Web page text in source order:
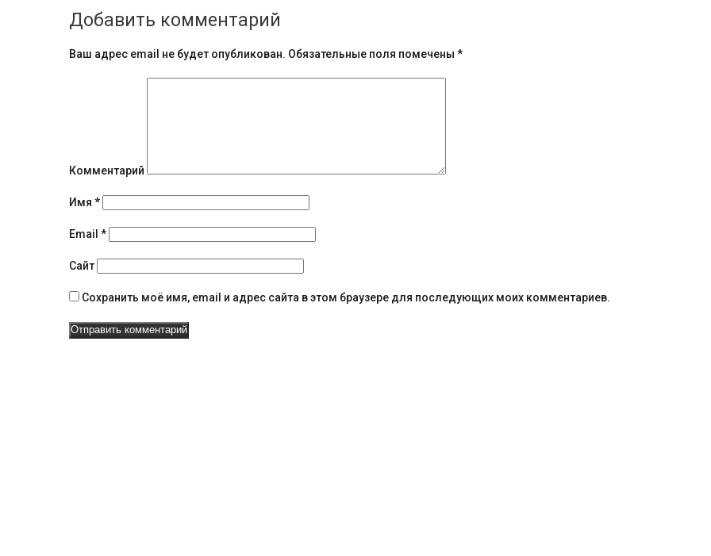
о
б
и
я
н
а
в
и
г
Добавить комментарий
Ваш адрес email не будет опубликован. Обязательные поля помечены *
Комментарий
Имя *
Email *
Сайт
Сохранить моё имя, email и адрес сайта в этом браузере для последующих моих комментариев.